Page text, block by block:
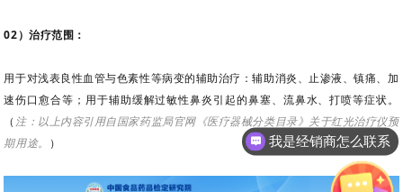
02）治疗范围：
用于对浅表良性血管与色素性等病变的辅助治疗：辅助消炎、止渗液、镇痛、加
速伤口愈合等；用于辅助缓解过敏性鼻炎引起的鼻塞、流鼻水、打喷等症状。
（ 注：以上内容引用自国家药监局官网《医疗器械分类目录》关于红光治疗仪预
期用途。
） 我是经销商怎么联系